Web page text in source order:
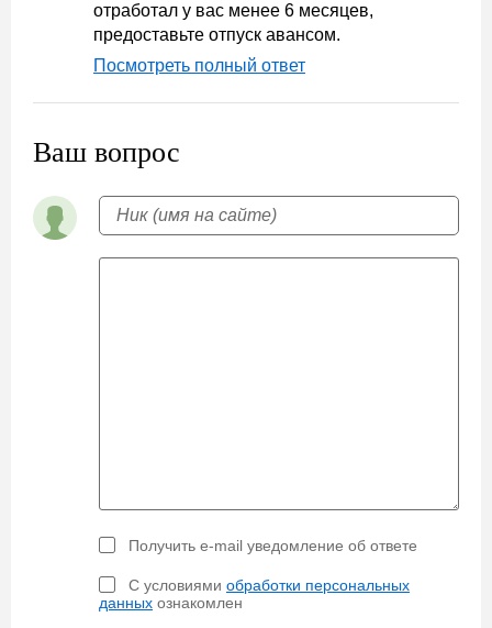
отработал у вас менее 6 месяцев,
предоставьте отпуск авансом.
Посмотреть полный ответ
Ваш вопрос
Получить e-mail уведомление об ответе
С условиями обработки персональных
данных ознакомлен